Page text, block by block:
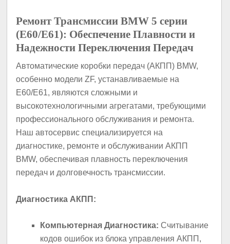
Ремонт Трансмиссии BMW 5 серии
(E60/E61): Обеспечение Плавности и
Надежности Переключения Передач
Автоматические коробки передач (АКПП) BMW,
особенно модели ZF, устанавливаемые на
E60/E61, являются сложными и
высокотехнологичными агрегатами, требующими
профессионального обслуживания и ремонта.
Наш автосервис специализируется на
диагностике, ремонте и обслуживании АКПП
BMW, обеспечивая плавность переключения
передач и долговечность трансмиссии.
Диагностика АКПП:
Компьютерная Диагностика: Считывание
кодов ошибок из блока управления АКПП,